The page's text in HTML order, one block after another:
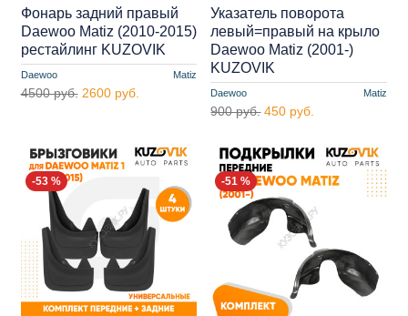
Daewoo Matiz
Фонарь задний правый
Daewoo Matiz (2010-2015)
рестайлинг KUZOVIK
4500 руб. 2600 руб. Daewoo Matiz
Указатель поворота
левый=правый на крыло
Daewoo Matiz (2001-)
KUZOVIK
900 руб. 450 руб.
-53 % -51 %